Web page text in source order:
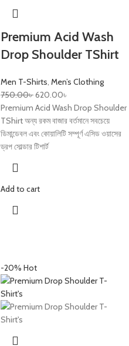
Premium Acid Wash
Drop Shoulder TShirt
Men T-Shirts, Men’s Clothing
750.00৳620.00৳
Premium Acid Wash Drop Shoulder
TShirt অন্য রকম বাজার বর্তমানে সবচেয়ে
ডিমান্ডেবল এবং কোয়ালিটি সম্পূর্ণ এসিড ওয়াসের
ড্রপ সোল্ডার টিশার্ট
Add to cart
-20% Hot